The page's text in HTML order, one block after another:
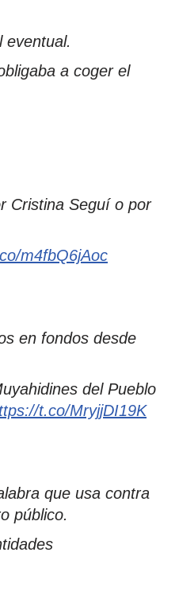
eventual.
a coger el
Cristina Seguí o por
m4fbQ6jAoc
en fondos desde
del Pueblo
t.co/MryjjDI19K
que usa contra
público.